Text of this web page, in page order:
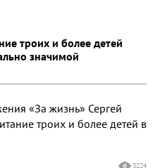
троих и более детей
значимой
«За жизнь» Сергей
троих и более детей в
3224